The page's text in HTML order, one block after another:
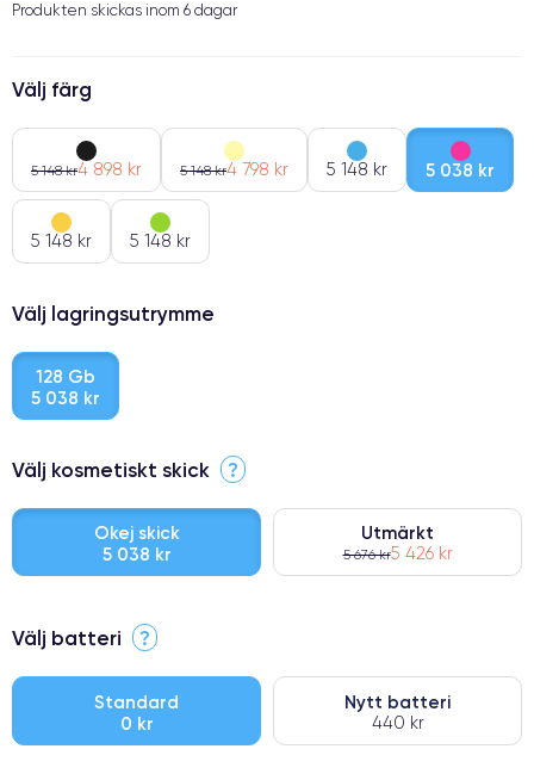
Produkten skickas inom 6 dagar
Välj färg
5 148 kr4 898 kr 5 148 kr4 798 kr 5 148 kr 5 038 kr
5 148 kr 5 148 kr
Välj lagringsutrymme
128 Gb
5 038 kr
Välj kosmetiskt skick ?
Okej skick
5 038 kr
Utmärkt
5 676 kr5 426 kr
⭐ Premium
● Oklanderlig kvalitetsskärm
● Endast 5% av våra telefoner har premiumklassning
Välj batteri ?
Standard
0 kr
Nytt batteri
440 kr